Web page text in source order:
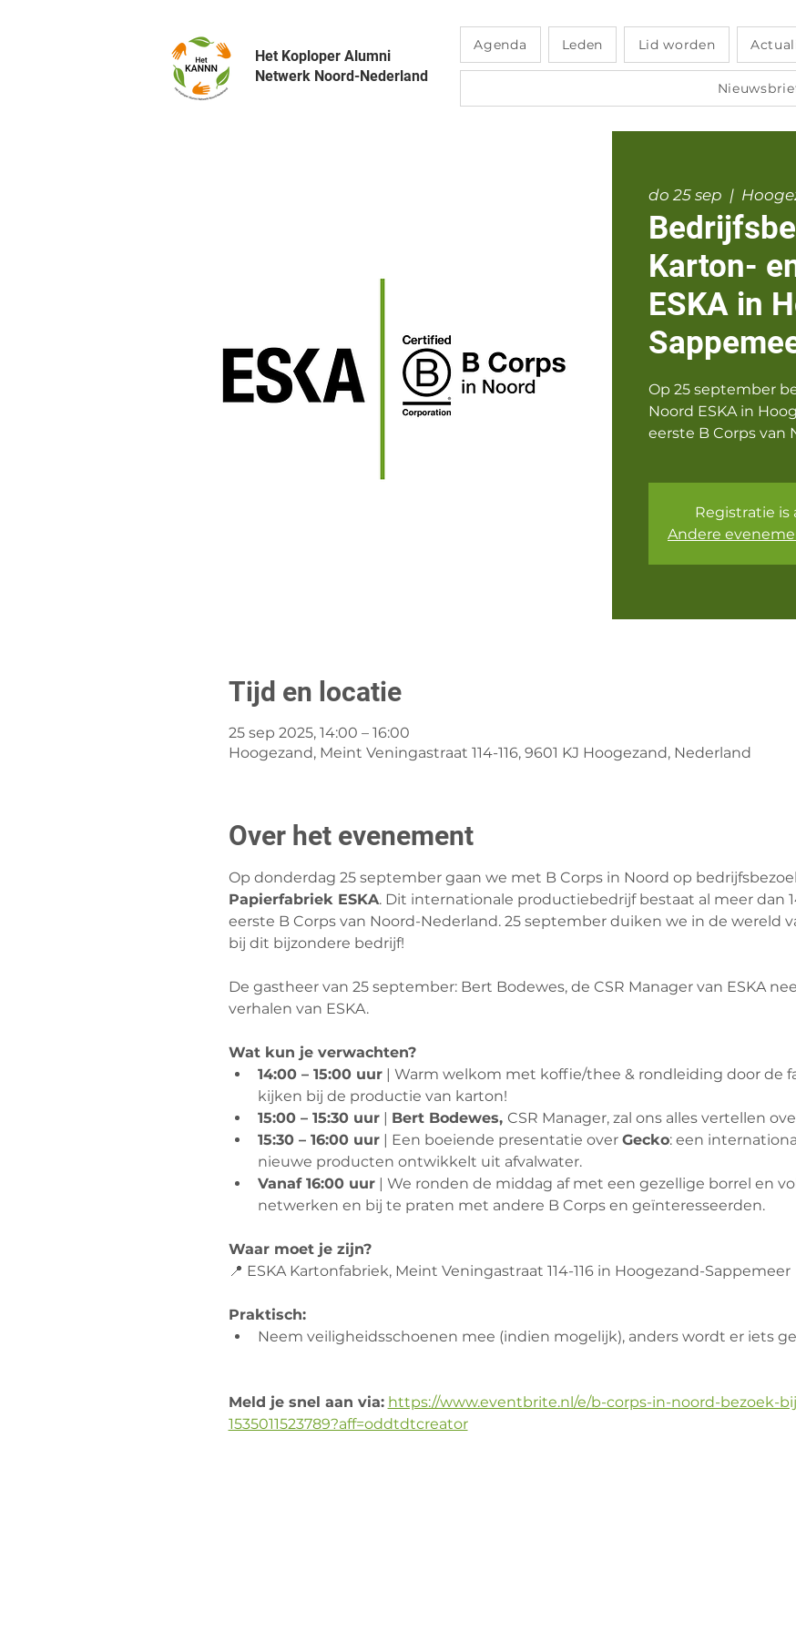
Het Koploper Alumni
Netwerk Noord-Nederland
Agenda Leden Lid worden
do 25 sep
  |
Karton-
ESKA in
Op 25 september
Noord ESKA in
eerste B Corps van
Registratie is
Andere
Tijd en locatie
25 sep 2025, 14:00 – 16:00
Hoogezand, Meint Veningastraat 114-116, 9601 KJ Hoogezand, Nederland
Over het evenement
Op donderdag 25 september gaan we met B Corps in Noord op
Papierfabriek ESKA. Dit internationale productiebedrijf bestaat al meer dan
eerste B Corps van Noord-Nederland. 25 september duiken we in de wereld
bij dit bijzondere bedrijf!
De gastheer van 25 september: Bert Bodewes, de CSR Manager van ESKA
verhalen van ESKA.
Wat kun je verwachten?
14:00 – 15:00 uur | Warm welkom met koffie/thee & rondleiding door de
kijken bij de productie van karton!
15:00 – 15:30 uur | Bert Bodewes, CSR Manager, zal ons alles vertellen
15:30 – 16:00 uur | Een boeiende presentatie over Gecko: een
nieuwe producten ontwikkelt uit afvalwater.
Vanaf 16:00 uur | We ronden de middag af met een gezellige borrel en
netwerken en bij te praten met andere B Corps en geïnteresseerden.
Waar moet je zijn?
📍 ESKA Kartonfabriek, Meint Veningastraat 114-116 in Hoogezand-Sappemeer
Praktisch:
Neem veiligheidsschoenen mee (indien mogelijk), anders wordt er iets
Meld je snel aan via: https://www.eventbrite.nl/e/b-corps-in-noord-bezoek-
1535011523789?aff=oddtdtcreator